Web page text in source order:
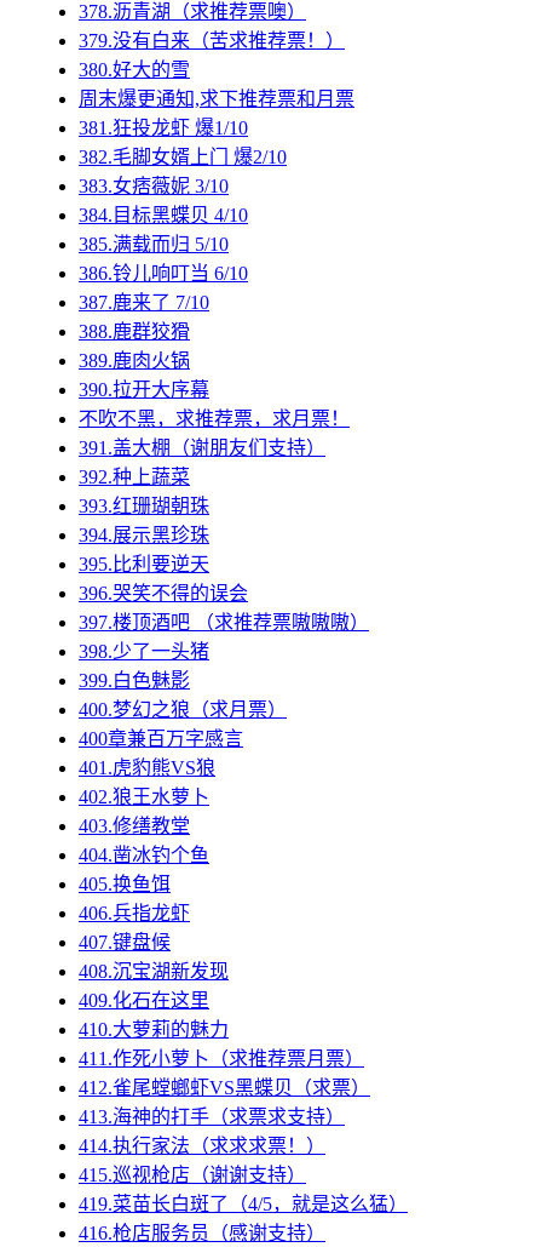
378.沥青湖（求推荐票噢）
379.没有白来（苦求推荐票！）
380.好大的雪
周末爆更通知,求下推荐票和月票
381.狂投龙虾 爆1/10
382.毛脚女婿上门 爆2/10
383.女痞薇妮 3/10
384.目标黑蝶贝 4/10
385.满载而归 5/10
386.铃儿响叮当 6/10
387.鹿来了 7/10
388.鹿群狡猾
389.鹿肉火锅
390.拉开大序幕
不吹不黑，求推荐票，求月票！
391.盖大棚（谢朋友们支持）
392.种上蔬菜
393.红珊瑚朝珠
394.展示黑珍珠
395.比利要逆天
396.哭笑不得的误会
397.楼顶酒吧 （求推荐票嗷嗷嗷）
398.少了一头猪
399.白色魅影
400.梦幻之狼（求月票）
400章兼百万字感言
401.虎豹熊VS狼
402.狼王水萝卜
403.修缮教堂
404.凿冰钓个鱼
405.换鱼饵
406.兵指龙虾
407.键盘候
408.沉宝湖新发现
409.化石在这里
410.大萝莉的魅力
411.作死小萝卜（求推荐票月票）
412.雀尾螳螂虾VS黑蝶贝（求票）
413.海神的打手（求票求支持）
414.执行家法（求求求票！）
415.巡视枪店（谢谢支持）
419.菜苗长白斑了（4/5，就是这么猛）
416.枪店服务员（感谢支持）